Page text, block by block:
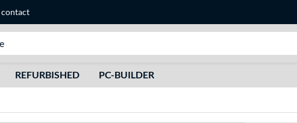
contact
REFURBISHED PC-BUILDER